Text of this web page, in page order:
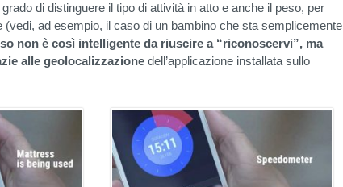
di distinguere il tipo di attività in atto e anche il peso, per
(vedi, ad esempio, il caso di un bambino che sta semplicemente
non è così intelligente da riuscire a “riconoscervi”, ma
alle geolocalizzazione dell’applicazione installata sullo